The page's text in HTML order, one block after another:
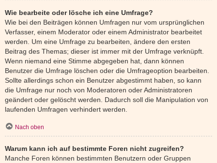
Wie bearbeite oder lösche ich eine Umfrage?
Wie bei den Beiträgen können Umfragen nur vom ursprünglichen
Verfasser, einem Moderator oder einem Administrator bearbeitet
werden. Um eine Umfrage zu bearbeiten, ändere den ersten
Beitrag des Themas; dieser ist immer mit der Umfrage verknüpft.
Wenn niemand eine Stimme abgegeben hat, dann können
Benutzer die Umfrage löschen oder die Umfrageoption bearbeiten.
Sollte allerdings schon ein Benutzer abgestimmt haben, so kann
die Umfrage nur noch von Moderatoren oder Administratoren
geändert oder gelöscht werden. Dadurch soll die Manipulation von
laufenden Umfragen verhindert werden.
Nach oben
Warum kann ich auf bestimmte Foren nicht zugreifen?
Manche Foren können bestimmten Benutzern oder Gruppen